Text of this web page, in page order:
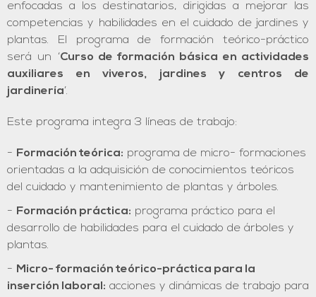
enfocadas a los destinatarios, dirigidas a mejorar las
competencias y habilidades en el cuidado de jardines y
plantas. El programa de formación teórico-práctico
será un ‘Curso de formación básica en actividades
auxiliares en viveros, jardines y centros de
jardinería’.
Este programa integra 3 líneas de trabajo:
Formación teórica: programa de micro- formaciones
orientadas a la adquisición de conocimientos teóricos
del cuidado y mantenimiento de plantas y árboles.
Formación práctica: programa práctico para el
desarrollo de habilidades para el cuidado de árboles y
plantas.
Micro- formación teórico-práctica para la
inserción laboral: acciones y dinámicas de trabajo para